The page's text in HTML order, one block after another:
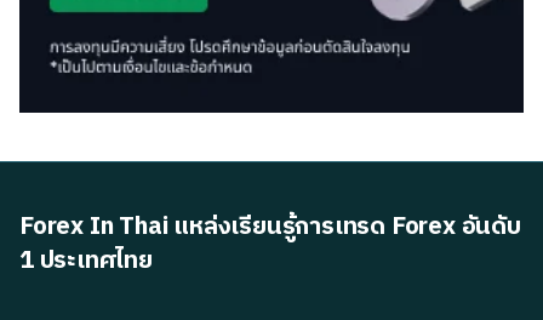
Forex In Thai แหล่งเรียนรู้การเทรด Forex อันดับ
1 ประเทศไทย